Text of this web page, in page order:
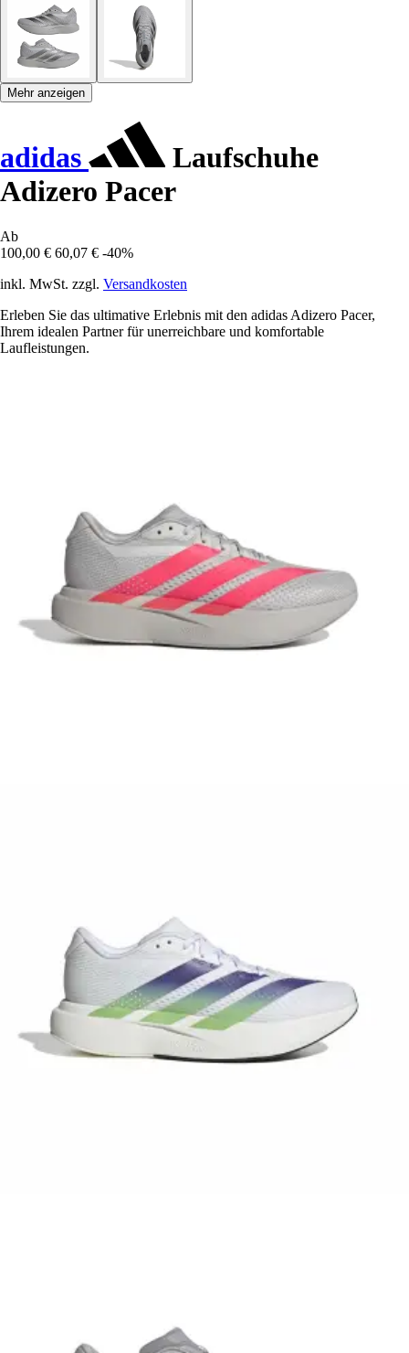
Mehr anzeigen
adidas
Laufschuhe
Adizero Pacer
Ab
100,00 € 60,07 € -40%
inkl. MwSt. zzgl. Versandkosten
Erleben Sie das ultimative Erlebnis mit den adidas Adizero Pacer,
Ihrem idealen Partner für unerreichbare und komfortable
Laufleistungen.